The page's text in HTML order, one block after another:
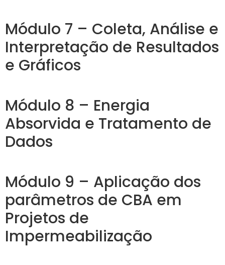
Módulo 7 – Coleta, Análise e
Interpretação de Resultados
e Gráficos
Módulo 8 – Energia
Absorvida e Tratamento de
Dados
Módulo 9 – Aplicação dos
parâmetros de CBA em
Projetos de
Impermeabilização